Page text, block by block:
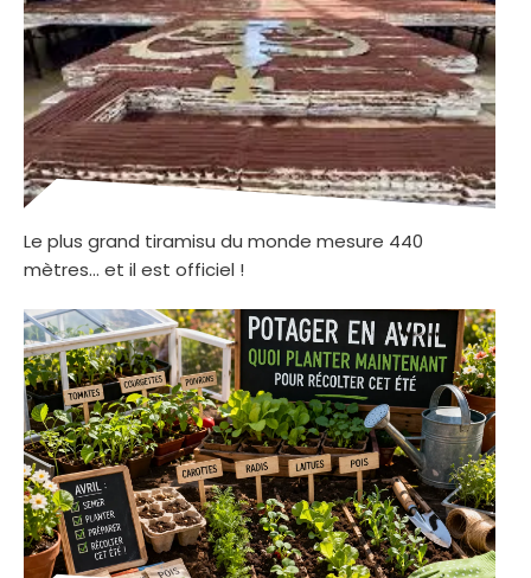
Le plus grand tiramisu du monde mesure 440
mètres… et il est officiel !